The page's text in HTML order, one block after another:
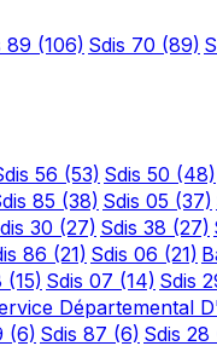
89 (106) Sdis 70 (89)
56 (53) Sdis 50 (48)
85 (38) Sdis 05 (37)
30 (27) Sdis 38 (27)
86 (21) Sdis 06 (21)
(15) Sdis 07 (14) Sdis
Départemental
(6) Sdis 87 (6) Sdis 28